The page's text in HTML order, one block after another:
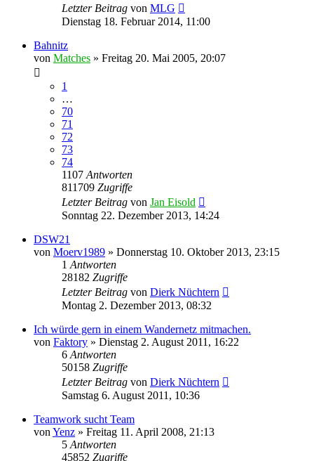
Letzter Beitrag von MLG
Dienstag 18. Februar 2014, 11:00
Bahnitz
von Matches » Freitag 20. Mai 2005, 20:07
1
…
70
71
72
73
74
1107 Antworten
811709 Zugriffe
Letzter Beitrag von Jan Eisold
Sonntag 22. Dezember 2013, 14:24
DSW21
von Moerv1989 » Donnerstag 10. Oktober 2013, 23:15
1 Antworten
28182 Zugriffe
Letzter Beitrag von Dierk Nüchtern
Montag 2. Dezember 2013, 08:32
Ich würde gern in einem Wandernetz mitmachen.
von Faktory » Dienstag 2. August 2011, 16:22
6 Antworten
50158 Zugriffe
Letzter Beitrag von Dierk Nüchtern
Samstag 6. August 2011, 10:36
Teamwork sucht Team
von Yenz » Freitag 11. April 2008, 21:13
5 Antworten
45852 Zugriffe